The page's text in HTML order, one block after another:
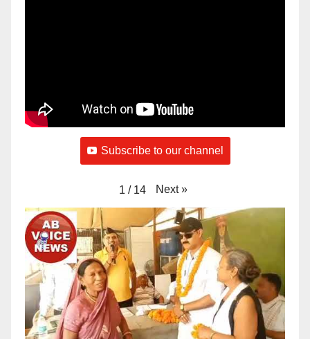
Subscribe to our channel
1 / 14 Next »